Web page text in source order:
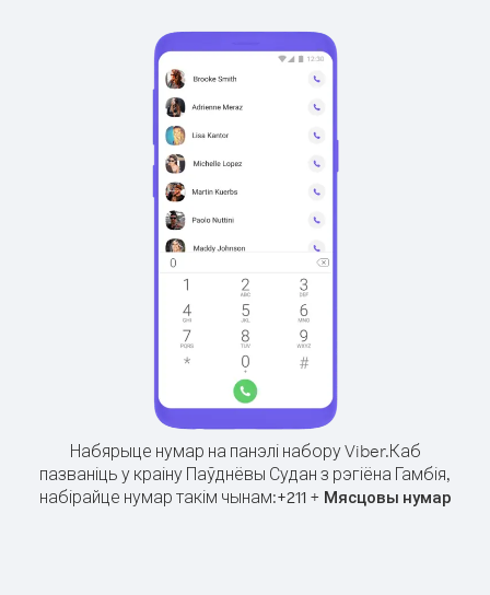
Набярыце нумар на панэлі набору Viber.Каб
пазваніць у краіну Паўднёвы Судан з рэгіёна Гамбія,
набірайце нумар такім чынам:+211+ Мясцовы нумар